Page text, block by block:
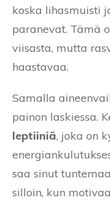
koska lihasmuisti
paranevat. Tämä
viisasta, mutta
haastavaa.
Samalla
painon laskiessa.
leptiiniä, joka on
saa sinut
silloin, kun